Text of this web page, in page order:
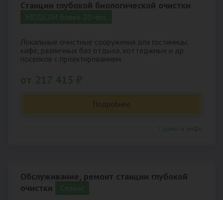
Станции глубокой биологической очистки
Локальные очистные сооружения для гостиницы,
кафе, различных баз отдыха, коттеджных и др.
поселков с проектированием
Подробнее
Обслуживание, ремонт станции глубокой
очистки